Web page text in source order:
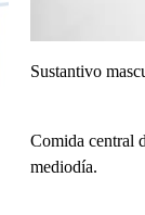
Sustantivo
Comida central
mediodía.